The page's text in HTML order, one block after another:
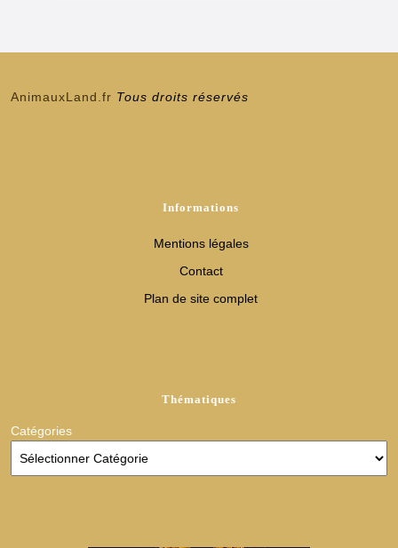
AnimauxLand.fr Tous droits réservés
Informations
Mentions légales
Contact
Plan de site complet
Thématiques
Catégories